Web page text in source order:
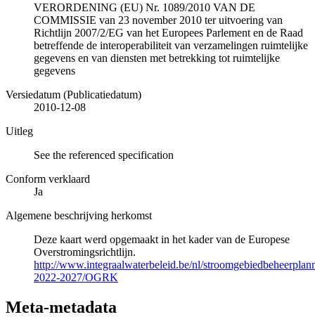
VERORDENING (EU) Nr. 1089/2010 VAN DE
COMMISSIE van 23 november 2010 ter uitvoering van
Richtlijn 2007/2/EG van het Europees Parlement en de Raad
betreffende de interoperabiliteit van verzamelingen ruimtelijke
gegevens en van diensten met betrekking tot ruimtelijke
gegevens
Versiedatum (Publicatiedatum)
2010-12-08
Uitleg
See the referenced specification
Conform verklaard
Ja
Algemene beschrijving herkomst
Deze kaart werd opgemaakt in het kader van de Europese
Overstromingsrichtlijn.
http://www.integraalwaterbeleid.be/nl/
2022-2027/OGRK
Meta-metadata